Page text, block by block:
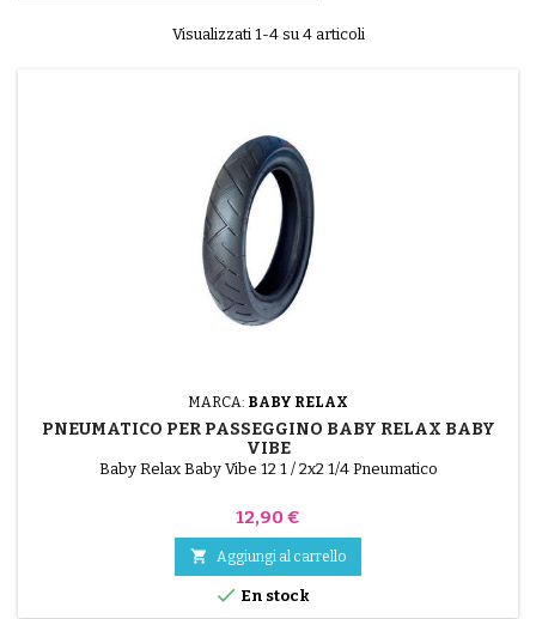
Visualizzati 1-4 su 4 articoli
MARCA: BABY RELAX
PNEUMATICO PER PASSEGGINO BABY RELAX BABY
VIBE
Baby Relax Baby Vibe 12 1 / 2x2 1/4 Pneumatico
Prezzo
12,90 €
 Aggiungi al carrello
 En stock